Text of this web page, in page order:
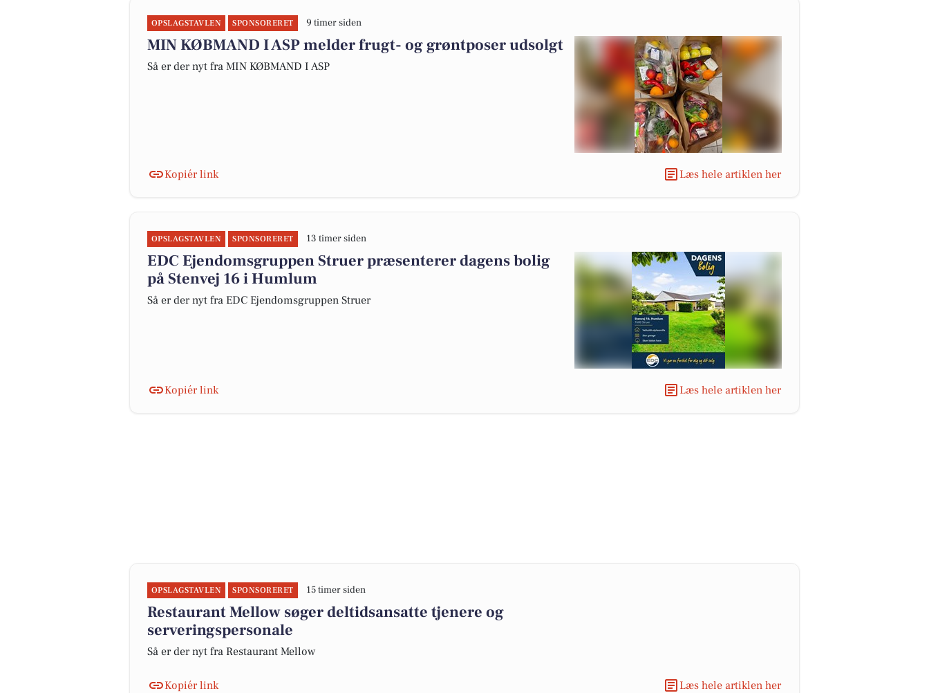
OPSLAGSTAVLEN SPONSORERET 9 timer siden
MIN KØBMAND I ASP melder frugt- og grøntposer udsolgt
Så er der nyt fra MIN KØBMAND I ASP
Kopiér link Læs hele artiklen her
OPSLAGSTAVLEN SPONSORERET 13 timer siden
EDC Ejen­doms­grup­pen Struer præsenterer dagens bolig
på Stenvej 16 i Humlum
Så er der nyt fra EDC Ejen­doms­grup­pen Struer
Kopiér link Læs hele artiklen her
OPSLAGSTAVLEN SPONSORERET 15 timer siden
Restaurant Mellow søger deltidsansatte tjenere og
serveringspersonale
Så er der nyt fra Restaurant Mellow
Kopiér link Læs hele artiklen her